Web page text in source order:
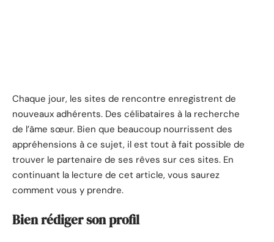
Chaque jour, les sites de rencontre enregistrent de
nouveaux adhérents. Des célibataires à la recherche
de l’âme sœur. Bien que beaucoup nourrissent des
appréhensions à ce sujet, il est tout à fait possible de
trouver le partenaire de ses rêves sur ces sites. En
continuant la lecture de cet article, vous saurez
comment vous y prendre.
Bien rédiger son profil